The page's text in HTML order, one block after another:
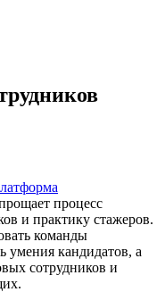
процесс
и практику стажеров.
команды
умения кандидатов, а
сотрудников и